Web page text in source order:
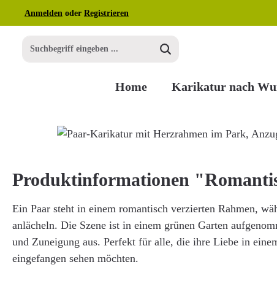
Hauptinhalt springen
Zur Suche springen
Zur Hauptnavigation springen
Anmelden oder Registrieren
Home Karikatur nach
Bildergalerie überspringen
Produktinformationen
Ein Paar steht in einem romantisch verzierten Rahmen,
anlächeln. Die Szene ist in einem grünen Garten
und Zuneigung aus. Perfekt für alle, die ihre Liebe in
eingefangen sehen möchten.